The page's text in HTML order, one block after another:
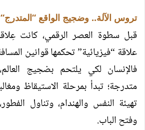
تروس الآلة.. وضجيج الواقع “المتدرج“
قبل سطوة العصر الرقمي، كانت
علاقة “فيزيائية” تحكمها قوانين
فالإنسان لكي يلتحم بضجيج
متدرجة؛ تبدأ بمرحلة الاستيقاظ
تهيئة النفس والهندام، وتناول
وفتح الباب.